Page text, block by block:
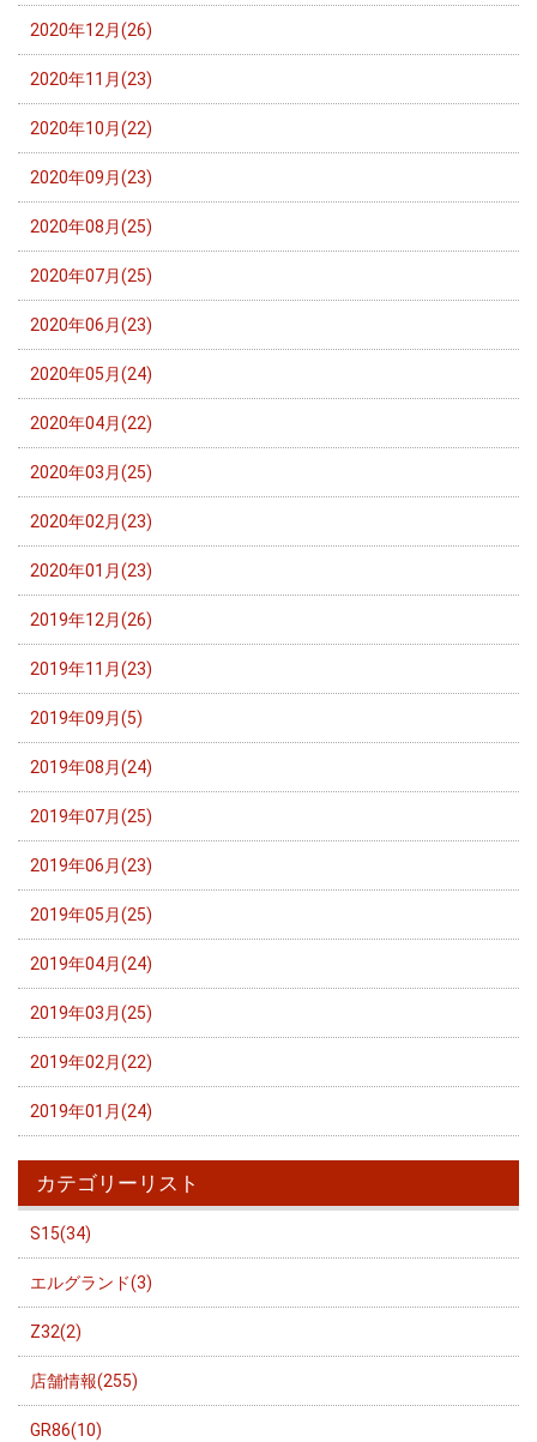
2020年12月(26)
2020年11月(23)
2020年10月(22)
2020年09月(23)
2020年08月(25)
2020年07月(25)
2020年06月(23)
2020年05月(24)
2020年04月(22)
2020年03月(25)
2020年02月(23)
2020年01月(23)
2019年12月(26)
2019年11月(23)
2019年09月(5)
2019年08月(24)
2019年07月(25)
2019年06月(23)
2019年05月(25)
2019年04月(24)
2019年03月(25)
2019年02月(22)
2019年01月(24)
カテゴリーリスト
S15(34)
エルグランド(3)
Z32(2)
店舗情報(255)
GR86(10)